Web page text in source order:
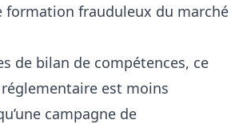
formation frauduleux du marché
de bilan de compétences, ce
est moins
campagne de